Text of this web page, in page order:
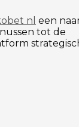
nl een
tot de